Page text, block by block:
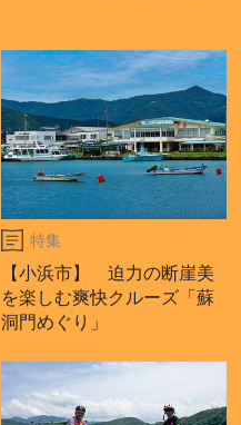
特集
【小浜市】 迫力の断崖美
を楽しむ爽快クルーズ「蘇
洞門めぐり」